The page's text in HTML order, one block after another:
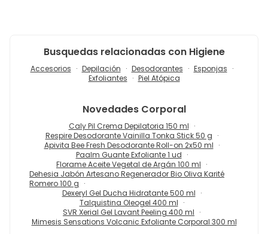
Busquedas relacionadas con Higiene
Accesorios Depilación Desodorantes
Esponjas
Exfoliantes
Piel Atópica
Novedades Corporal
Caly Pil Crema Depilatoria 150 ml
Respire Desodorante Vainilla Tonka Stick 50 g
Apivita Bee Fresh Desodorante Roll-on 2x50 ml
Paalm Guante Exfoliante 1 ud
Florame Aceite Vegetal de Argán 100 ml
Dehesia Jabón Artesano Regenerador Bio Oliva Karité
Romero 100 g
Dexeryl Gel Ducha Hidratante 500 ml
Talquistina Oleogel 400 ml
SVR Xerial Gel Lavant Peeling 400 ml
Mimesis Sensations Volcanic Exfoliante Corporal 300 ml